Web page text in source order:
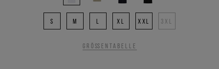
S M XL XXL 3XL
Größentabelle